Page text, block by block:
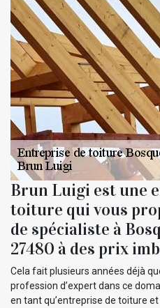
Brun Luigi est une
toiture qui vous
de spécialiste à
27480 à des prix
Cela fait plusieurs années déjà
profession d’expert dans ce
en tant qu’entreprise de toiture